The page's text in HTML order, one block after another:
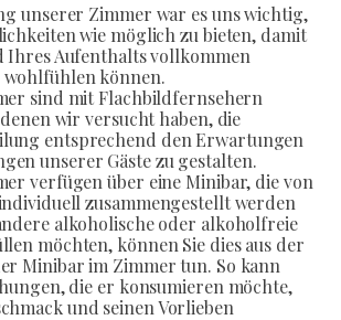
unserer Zimmer war es uns wichtig,
wie möglich zu bieten, damit
Ihres Aufenthalts vollkommen
können.
sind mit Flachbildfernsehern
wir versucht haben, die
entsprechend den Erwartungen
unserer Gäste zu gestalten.
verfügen über eine Minibar, die von
zusammengestellt werden
alkoholische oder alkoholfreie
möchten, können Sie dies aus der
Minibar im Zimmer tun. So kann
die er konsumieren möchte,
und seinen Vorlieben